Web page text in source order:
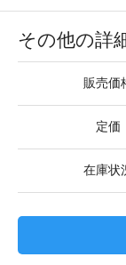
その他の詳
販売価
定価
在庫状